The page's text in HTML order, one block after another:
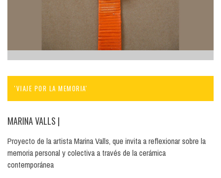
'VIAJE POR LA MEMORIA'
MARINA VALLS |
Proyecto de la artista Marina Valls, que invita a reflexionar sobre la
memoria personal y colectiva a través de la cerámica
contemporánea